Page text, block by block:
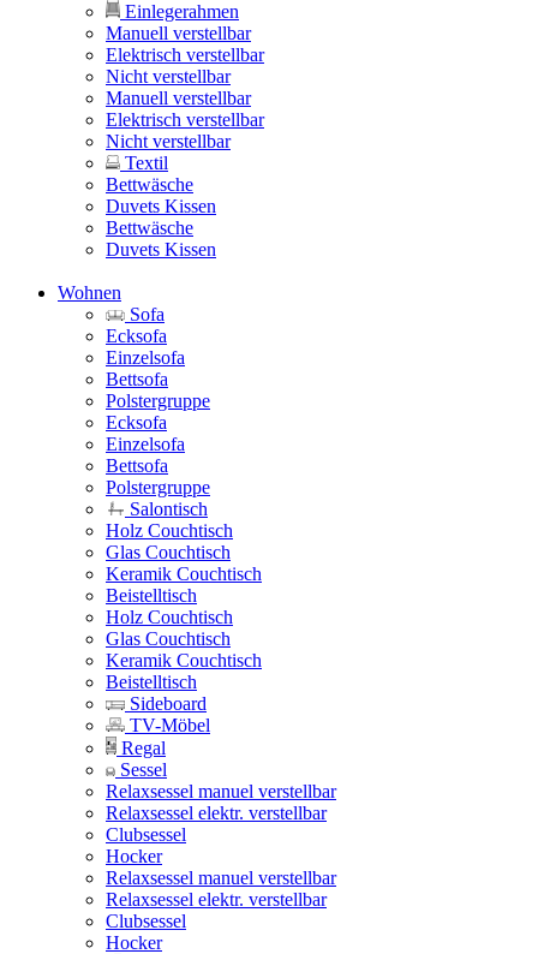
Einlegerahmen
Manuell verstellbar
Elektrisch verstellbar
Nicht verstellbar
Manuell verstellbar
Elektrisch verstellbar
Nicht verstellbar
Textil
Bettwäsche
Duvets Kissen
Bettwäsche
Duvets Kissen
Wohnen
Sofa
Ecksofa
Einzelsofa
Bettsofa
Polstergruppe
Ecksofa
Einzelsofa
Bettsofa
Polstergruppe
Salontisch
Holz Couchtisch
Glas Couchtisch
Keramik Couchtisch
Beistelltisch
Holz Couchtisch
Glas Couchtisch
Keramik Couchtisch
Beistelltisch
Sideboard
TV-Möbel
Regal
Sessel
Relaxsessel manuel verstellbar
Relaxsessel elektr. verstellbar
Clubsessel
Hocker
Relaxsessel manuel verstellbar
Relaxsessel elektr. verstellbar
Clubsessel
Hocker